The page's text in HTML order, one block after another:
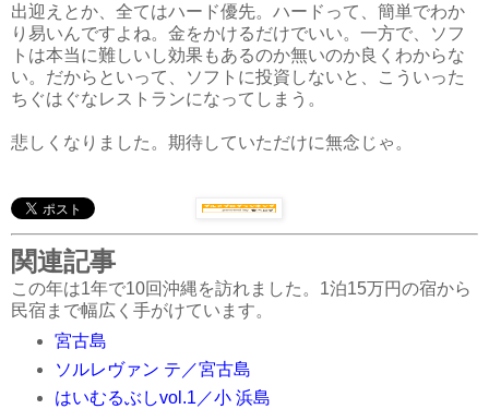
出迎えとか、全てはハード優先。ハードって、簡単でわか
り易いんですよね。金をかけるだけでいい。一方で、ソフ
トは本当に難しいし効果もあるのか無いのか良くわからな
い。だからといって、ソフトに投資しないと、こういった
ちぐはぐなレストランになってしまう。
悲しくなりました。期待していただけに無念じゃ。
関連記事
この年は1年で10回沖縄を訪れました。1泊15万円の宿から
民宿まで幅広く手がけています。
宮古島
ソルレヴァン テ／宮古島
はいむるぶしvol.1／小 浜島